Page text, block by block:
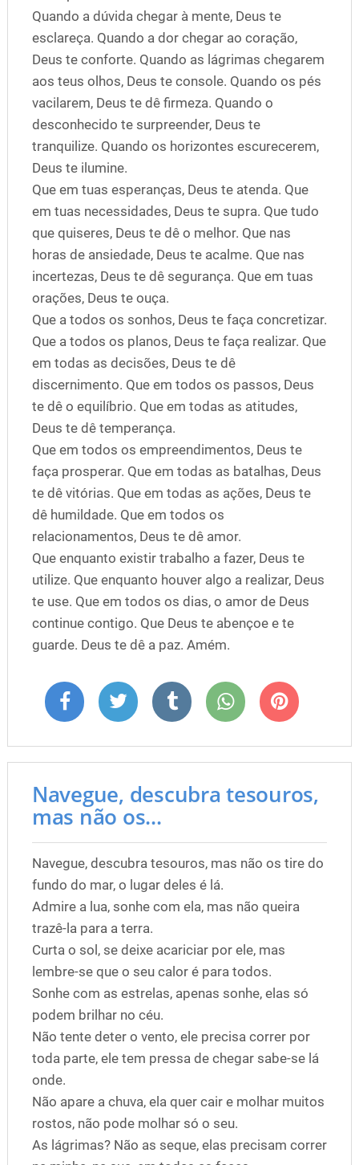
Quando a dúvida chegar à mente, Deus te
esclareça. Quando a dor chegar ao coração,
Deus te conforte. Quando as lágrimas chegarem
aos teus olhos, Deus te console. Quando os pés
vacilarem, Deus te dê firmeza. Quando o
desconhecido te surpreender, Deus te
tranquilize. Quando os horizontes escurecerem,
Deus te ilumine.
Que em tuas esperanças, Deus te atenda. Que
em tuas necessidades, Deus te supra. Que tudo
que quiseres, Deus te dê o melhor. Que nas
horas de ansiedade, Deus te acalme. Que nas
incertezas, Deus te dê segurança. Que em tuas
orações, Deus te ouça.
Que a todos os sonhos, Deus te faça concretizar.
Que a todos os planos, Deus te faça realizar. Que
em todas as decisões, Deus te dê
discernimento. Que em todos os passos, Deus
te dê o equilíbrio. Que em todas as atitudes,
Deus te dê temperança.
Que em todos os empreendimentos, Deus te
faça prosperar. Que em todas as batalhas, Deus
te dê vitórias. Que em todas as ações, Deus te
dê humildade. Que em todos os
relacionamentos, Deus te dê amor.
Que enquanto existir trabalho a fazer, Deus te
utilize. Que enquanto houver algo a realizar, Deus
te use. Que em todos os dias, o amor de Deus
continue contigo. Que Deus te abençoe e te
guarde. Deus te dê a paz. Amém.
Navegue, descubra tesouros,
mas não os...
Navegue, descubra tesouros, mas não os tire do
fundo do mar, o lugar deles é lá.
Admire a lua, sonhe com ela, mas não queira
trazê-la para a terra.
Curta o sol, se deixe acariciar por ele, mas
lembre-se que o seu calor é para todos.
Sonhe com as estrelas, apenas sonhe, elas só
podem brilhar no céu.
Não tente deter o vento, ele precisa correr por
toda parte, ele tem pressa de chegar sabe-se lá
onde.
Não apare a chuva, ela quer cair e molhar muitos
rostos, não pode molhar só o seu.
As lágrimas? Não as seque, elas precisam correr